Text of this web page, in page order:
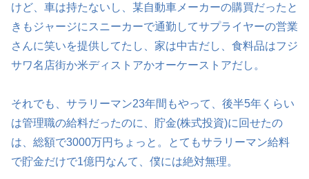
けど、車は持たないし、某自動車メーカーの購買だったと
きもジャージにスニーカーで通勤してサプライヤーの営業
さんに笑いを提供してたし、家は中古だし、食料品はフジ
サワ名店街か米ディストアかオーケーストアだし。
それでも、サラリーマン23年間もやって、後半5年くらい
は管理職の給料だったのに、貯金(株式投資)に回せたの
は、総額で3000万円ちょっと。とてもサラリーマン給料
で貯金だけで1億円なんて、僕には絶対無理。